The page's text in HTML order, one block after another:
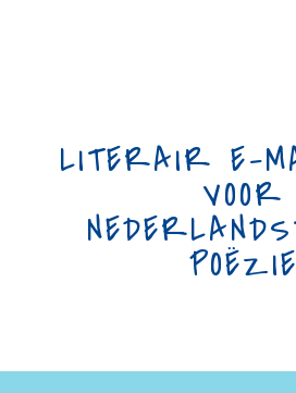
LITERAIR E-
VOOR
POËZIE